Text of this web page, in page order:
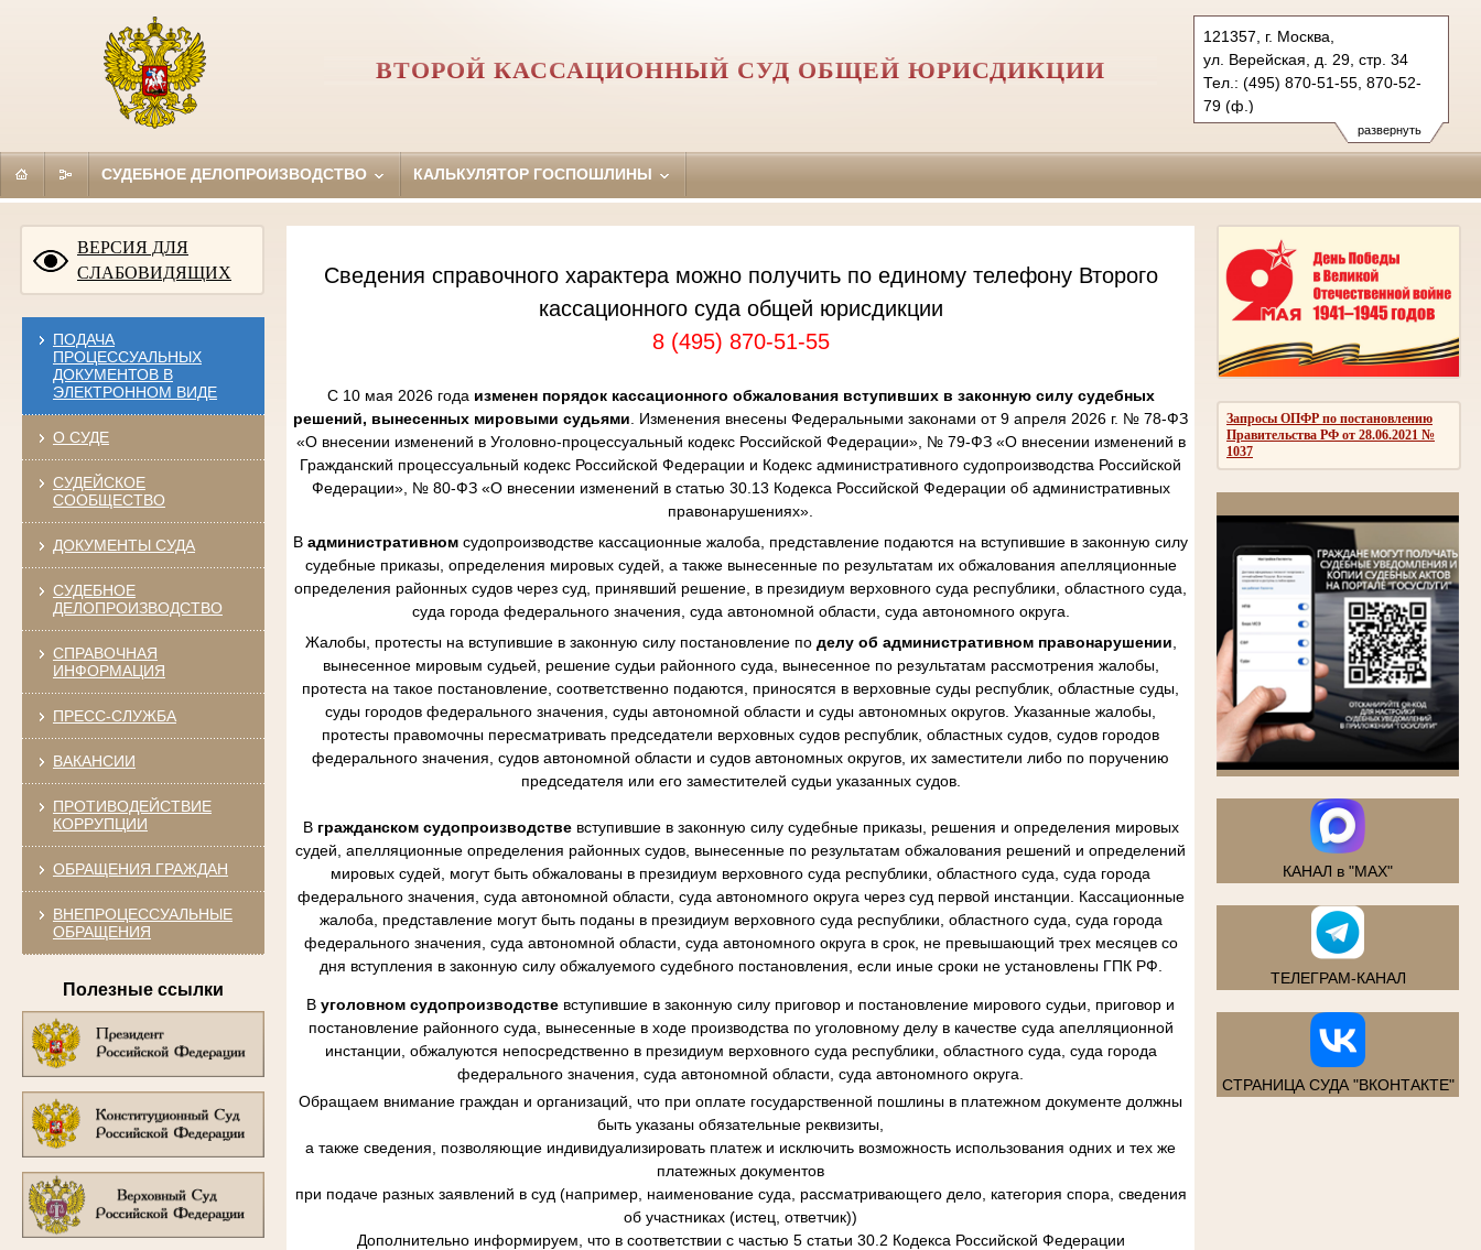
развернуть
121357, г. Москва,
ул. Верейская, д. 29, стр. 34
Тел.: (495) 870-51-55, 870-52-
79 (ф.)
2kas@sudrf.ru
ВТОРОЙ КАССАЦИОННЫЙ СУД ОБЩЕЙ ЮРИСДИКЦИИ
СУДЕБНОЕ ДЕЛОПРОИЗВОДСТВО КАЛЬКУЛЯТОР ГОСПОШЛИНЫ
ВЕРСИЯ ДЛЯ
СЛАБОВИДЯЩИХ
ПОДАЧА
ПРОЦЕССУАЛЬНЫХ
ДОКУМЕНТОВ В
ЭЛЕКТРОННОМ ВИДЕ
О СУДЕ
СУДЕЙСКОЕ
СООБЩЕСТВО
ДОКУМЕНТЫ СУДА
СУДЕБНОЕ
ДЕЛОПРОИЗВОДСТВО
СПРАВОЧНАЯ
ИНФОРМАЦИЯ
ПРЕСС-СЛУЖБА
ВАКАНСИИ
ПРОТИВОДЕЙСТВИЕ
КОРРУПЦИИ
ОБРАЩЕНИЯ ГРАЖДАН
ВНЕПРОЦЕССУАЛЬНЫЕ
ОБРАЩЕНИЯ
Полезные ссылки
Запросы ОПФР по постановлению
Правительства РФ от 28.06.2021 №
1037
КАНАЛ в "MAX"
ТЕЛЕГРАМ-КАНАЛ
СТРАНИЦА СУДА "ВКОНТАКТЕ"
Сведения справочного характера можно получить по единому телефону Второго
кассационного суда общей юрисдикции
8 (495) 870-51-55
С 10 мая 2026 года изменен порядок кассационного обжалования вступивших в законную силу судебных
решений, вынесенных мировыми судьями. Изменения внесены Федеральными законами от 9 апреля 2026 г. № 78-ФЗ
«О внесении изменений в Уголовно-процессуальный кодекс Российской Федерации», № 79-ФЗ «О внесении изменений в
Гражданский процессуальный кодекс Российской Федерации и Кодекс административного судопроизводства Российской
Федерации», № 80-ФЗ «О внесении изменений в статью 30.13 Кодекса Российской Федерации об административных
правонарушениях».
В административном судопроизводстве кассационные жалоба, представление подаются на вступившие в законную силу
судебные приказы, определения мировых судей, а также вынесенные по результатам их обжалования апелляционные
определения районных судов через суд, принявший решение, в президиум верховного суда республики, областного суда,
суда города федерального значения, суда автономной области, суда автономного округа.
Жалобы, протесты на вступившие в законную силу постановление по делу об административном правонарушении,
вынесенное мировым судьей, решение судьи районного суда, вынесенное по результатам рассмотрения жалобы,
протеста на такое постановление, соответственно подаются, приносятся в верховные суды республик, областные суды,
суды городов федерального значения, суды автономной области и суды автономных округов. Указанные жалобы,
протесты правомочны пересматривать председатели верховных судов республик, областных судов, судов городов
федерального значения, судов автономной области и судов автономных округов, их заместители либо по поручению
председателя или его заместителей судьи указанных судов.
В гражданском судопроизводствевступившие в законную силу судебные приказы, решения и определения мировых
судей, апелляционные определения районных судов, вынесенные по результатам обжалования решений и определений
мировых судей, могут быть обжалованы в президиум верховного суда республики, областного суда, суда города
федерального значения, суда автономной области, суда автономного округа через суд первой инстанции. Кассационные
жалоба, представление могут быть поданы в президиум верховного суда республики, областного суда, суда города
федерального значения, суда автономной области, суда автономного округа в срок, не превышающий трех месяцев со
дня вступления в законную силу обжалуемого судебного постановления, если иные сроки не установлены ГПК РФ.
В уголовном судопроизводстве вступившие в законную силу приговор и постановление мирового судьи, приговор и
постановление районного суда, вынесенные в ходе производства по уголовному делу в качестве суда апелляционной
инстанции, обжалуются непосредственно в президиум верховного суда республики, областного суда, суда города
федерального значения, суда автономной области, суда автономного округа.
Обращаем внимание граждан и организаций, что при оплате государственной пошлины в платежном документе должны
быть указаны обязательные реквизиты,
а также сведения, позволяющие индивидуализировать платеж и исключить возможность использования одних и тех же
платежных документов
при подаче разных заявлений в суд (например, наименование суда, рассматривающего дело, категория спора, сведения
об участниках (истец, ответчик))
Дополнительно информируем, что в соответствии с частью 5 статьи 30.2 Кодекса Российской Федерации